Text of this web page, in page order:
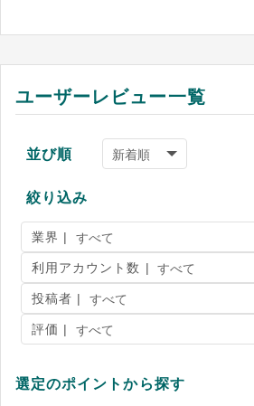
ユーザーレビュー一覧
並び順
絞り込み
業界 |
利用アカウント数 |
投稿者 |
評価 |
選定のポイントから探す